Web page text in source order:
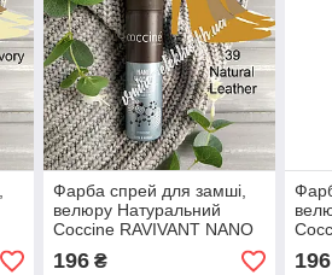
Фарба спрей для замші,
велюру Натуральний
Coccine RAVIVANT NANO
75 мл
196₴
75
196